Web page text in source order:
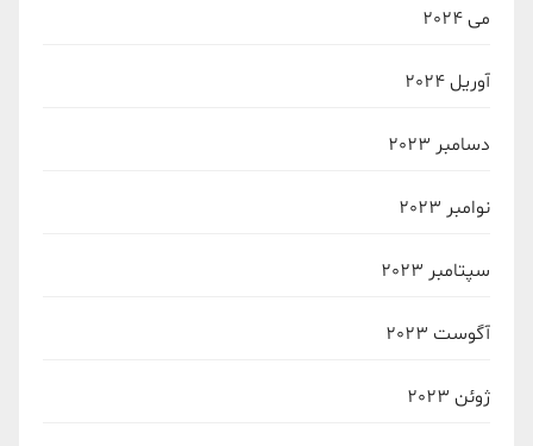
می 2024
آوریل 2024
دسامبر 2023
نوامبر 2023
سپتامبر 2023
آگوست 2023
ژوئن 2023